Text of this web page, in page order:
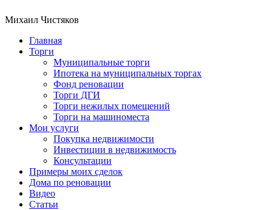
Михаил Чистяков
Главная
Торги
Муниципальные торги
Ипотека на муниципальных торгах
Фонд реновации
Торги ДГИ
Торги нежилых помещений
Торги на машиноместа
Мои услуги
Покупка недвижимости
Инвестиции в недвижимость
Консультации
Примеры моих сделок
Дома по реновации
Видео
Статьи